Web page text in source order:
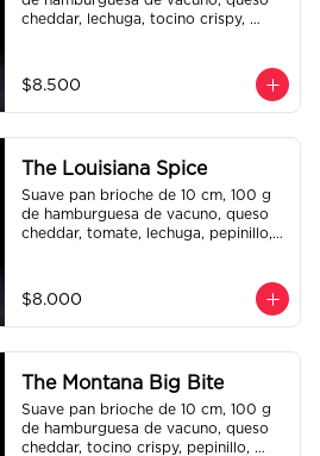
cheddar, lechuga, tocino crispy,
$8.500
The Louisiana Spice
Suave pan brioche de 10 cm, 100 g
de hamburguesa de vacuno, queso
cheddar, tomate, lechuga, pepinillo,
$8.000
The Montana Big Bite
Suave pan brioche de 10 cm, 100 g
de hamburguesa de vacuno, queso
cheddar, tocino crispy, pepinillo,